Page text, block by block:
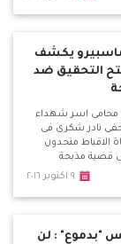
يكشف
التحقيق ضد
اسر شهداء
نادر شكرى فى
الاقباط متحدون
قضية مذبحة
٩ اكتوبر ٢٠١٦
"بدموع" : لن